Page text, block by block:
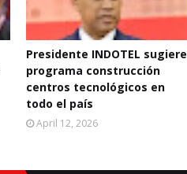
Presidente INDOTEL sugiere
programa construcción
centros tecnológicos en
todo el país
April 12, 2026